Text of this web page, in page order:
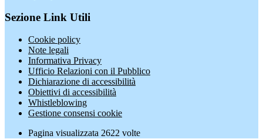
Sezione Link Utili
Cookie policy
Note legali
Informativa Privacy
Ufficio Relazioni con il Pubblico
Dichiarazione di accessibilità
Obiettivi di accessibilità
Whistleblowing
Gestione consensi cookie
Pagina visualizzata 2622 volte